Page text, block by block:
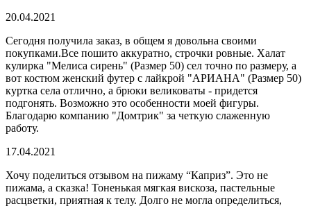
20.04.2021
Сегодня получила заказ, в общем я довольна своими
покупками.Все пошито аккуратно, строчки ровные. Халат
кулирка "Мелиса сирень" (Размер 50) сел точно по размеру, а
вот костюм женский футер с лайкрой "АРИАНА" (Размер 50)
куртка села отлично, а брюки великоваты - придется
подгонять. Возможно это особенности моей фигуры.
Благодарю компанию "Домтрик" за четкую слаженную
работу.
17.04.2021
Хочу поделиться отзывом на пижаму “Каприз”. Это не
пижама, а сказка! Тоненькая мягкая вискоза, пастельные
расцветки, приятная к телу. Долго не могла определиться,